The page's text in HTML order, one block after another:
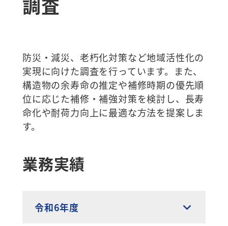
防災・減災、老朽化対策など地域活性化の
実現に向けた調査を行っています。また、
構造物の余寿命の推定や補修時期の優先順
位に応じた補修・補強対策を検討し、長寿
命化や耐荷力向上に最適な方法を提案しま
す。
業務実績
令和6年度